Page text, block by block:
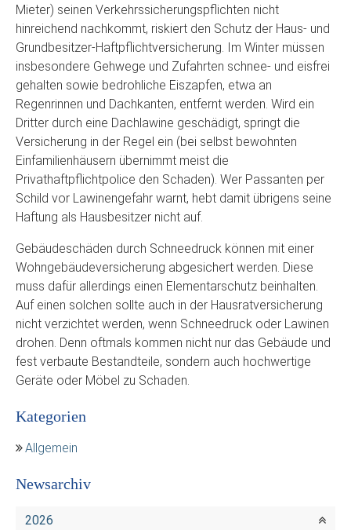
Mieter) seinen Verkehrssicherungspflichten nicht
hinreichend nachkommt, riskiert den Schutz der Haus- und
Grundbesitzer-Haftpflichtversicherung. Im Winter müssen
insbesondere Gehwege und Zufahrten schnee- und eisfrei
gehalten sowie bedrohliche Eiszapfen, etwa an
Regenrinnen und Dachkanten, entfernt werden. Wird ein
Dritter durch eine Dachlawine geschädigt, springt die
Versicherung in der Regel ein (bei selbst bewohnten
Einfamilienhäusern übernimmt meist die
Privathaftpflichtpolice den Schaden). Wer Passanten per
Schild vor Lawinengefahr warnt, hebt damit übrigens seine
Haftung als Hausbesitzer nicht auf.
Gebäudeschäden durch Schneedruck können mit einer
Wohngebäudeversicherung abgesichert werden. Diese
muss dafür allerdings einen Elementarschutz beinhalten.
Auf einen solchen sollte auch in der Hausratversicherung
nicht verzichtet werden, wenn Schneedruck oder Lawinen
drohen. Denn oftmals kommen nicht nur das Gebäude und
fest verbaute Bestandteile, sondern auch hochwertige
Geräte oder Möbel zu Schaden.
Kategorien
Allgemein
Newsarchiv
2026